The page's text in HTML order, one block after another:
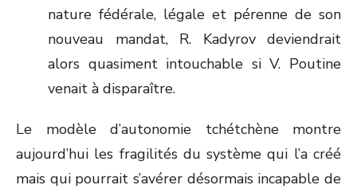
nature fédérale, légale et pérenne de son
nouveau mandat, R. Kadyrov deviendrait
alors quasiment intouchable si V. Poutine
venait à disparaître.
Le modèle d’autonomie tchétchène montre
aujourd’hui les fragilités du système qui l’a créé
mais qui pourrait s’avérer désormais incapable de